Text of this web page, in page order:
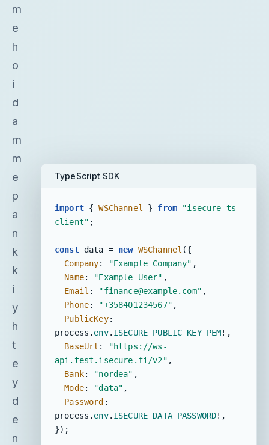
m
e
h
o
i
d
a
m
m
e
p
a
n
k
k
i
y
h
t
e
y
d
e
n
TypeScript SDK
import { WSChannel } from
"isecure-ts-
client" ;
const data = new WSChannel ({
Company: "Example Company" ,
Name: "Example User" ,
Email : "finance@example.com" ,
Phone: "+358401234567" ,
PublicKey:
process. env. ISECURE_PUBLIC_KEY_PEM!,
BaseUrl :
"https://ws-
api.test.isecure.fi/v2" ,
Bank: "nordea" ,
Mode: "data" ,
Password :
process. env. ISECURE_DATA_PASSWORD!,
});